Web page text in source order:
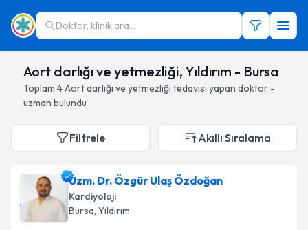
Doktor, klinik ara...
Aort darlığı ve yetmezliği, Yıldırım - Bursa
Toplam 4Aort darlığı ve yetmezliği tedavisi yapan doktor -
uzman bulundu
Filtrele Akıllı Sıralama
Uzm. Dr. Özgür Ulaş Özdoğan
Kardiyoloji
Bursa, Yıldırım